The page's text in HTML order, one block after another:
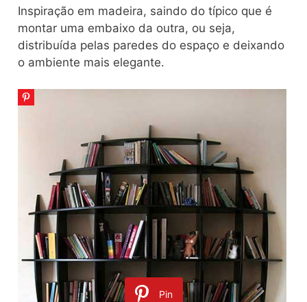
Inspiração em madeira, saindo do típico que é
montar uma embaixo da outra, ou seja,
distribuída pelas paredes do espaço e deixando
o ambiente mais elegante.
Pin